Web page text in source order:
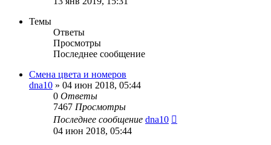
Темы
Ответы
Просмотры
Последнее сообщение
Смена цвета и номеров
dna10 » 04 июн 2018, 05:44
0 Ответы
7467 Просмотры
Последнее сообщение dna10
04 июн 2018, 05:44